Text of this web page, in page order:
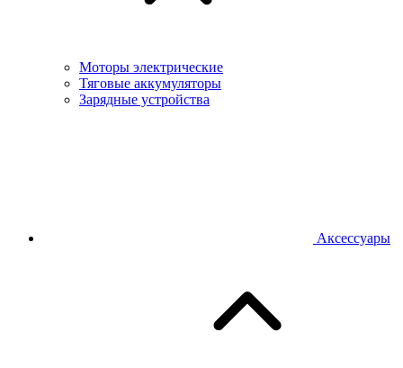
Моторы электрические
Тяговые аккумуляторы
Зарядные устройства
Аксессуары